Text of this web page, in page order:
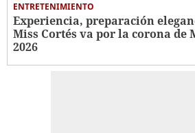
ENTRETENIMIENTO
Experiencia, preparación
Miss Cortés va por la corona de
2026